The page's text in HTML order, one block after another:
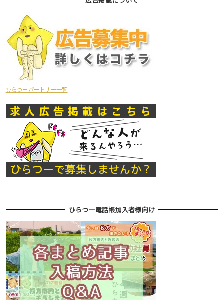
ひらつーパートナー一覧
ひらつー電話帳加入者様向け